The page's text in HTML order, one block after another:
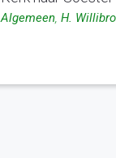
Algemeen, H.